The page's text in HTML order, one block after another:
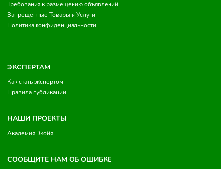
Требования к размещению объявлений
Запрещенные Товары и Услуги
Политика конфиденциальности
ЭКСПЕРТАМ
Как стать экспертом
Правила публикации
НАШИ ПРОЕКТЫ
Академия Экойя
СООБЩИТЕ НАМ ОБ ОШИБКЕ